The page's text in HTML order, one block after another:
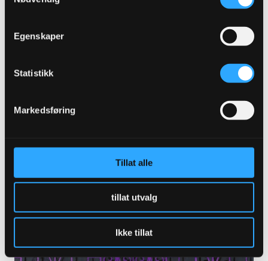
Egenskaper
Statistikk
Markedsføring
Tillat alle
tillat utvalg
Ikke tillat
Dette er noen av Norges vakreste kunst-
og kulturdestinasjoner
LES MER